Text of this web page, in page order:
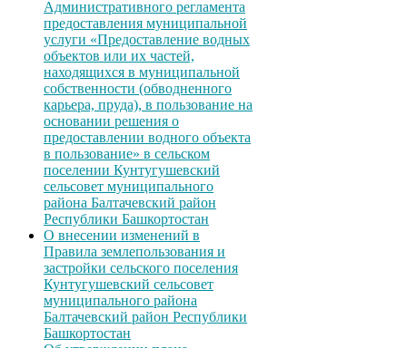
Административного регламента
предоставления муниципальной
услуги «Предоставление водных
объектов или их частей,
находящихся в муниципальной
собственности (обводненного
карьера, пруда), в пользование на
основании решения о
предоставлении водного объекта
в пользование» в сельском
поселении Кунтугушевский
сельсовет муниципального
района Балтачевский район
Республики Башкортостан
О внесении изменений в
Правила землепользования и
застройки сельского поселения
Кунтугушевский сельсовет
муниципального района
Балтачевский район Республики
Башкортостан